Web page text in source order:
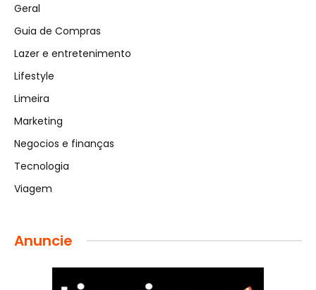
Geral
Guia de Compras
Lazer e entretenimento
Lifestyle
Limeira
Marketing
Negocios e finanças
Tecnologia
Viagem
Anuncie